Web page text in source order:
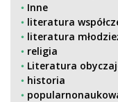
Inne
literatura
literatura
religia
Literatura
historia